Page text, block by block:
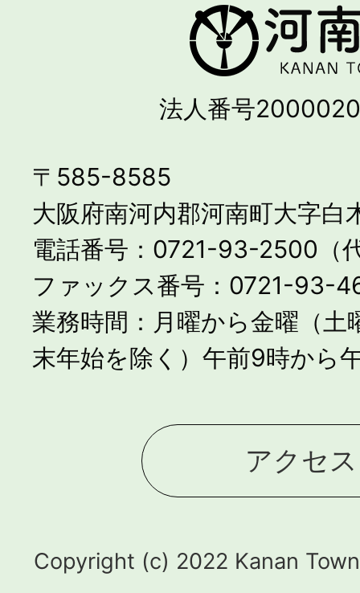
法人番号
〒585-8585
大阪府南河内郡河南町大字白
電話番号：0721-93-2500（
ファックス番号：0721-93-
業務時間：月曜から金曜（土
末年始を除く）午前9時から
アクセス
Copyright (c) 2022 Kanan